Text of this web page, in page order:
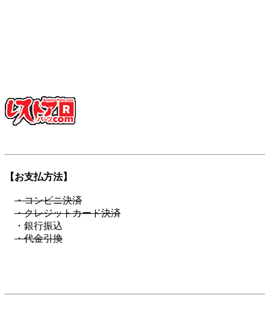
【お支払方法】
・コンビニ決済
・クレジットカード決済
・銀行振込
・代金引換